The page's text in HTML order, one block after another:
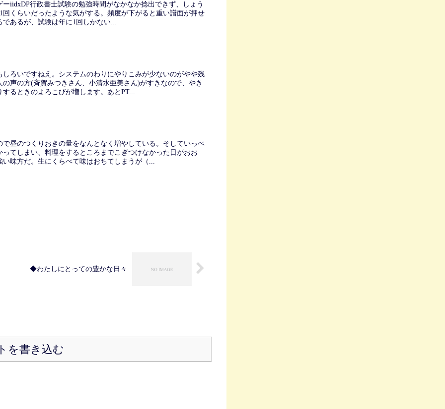
iidxDP行政書士試験の勉強時間がなかなか捻出できず、しょう
回くらいだったような気がする。頻度が下がると重い譜面が押せ
あるが、試験は年に1回しかない...
ろいですねえ。システムのわりにやりこみが少ないのがやや残
声の方(斉賀みつきさん、小清水亜美さん)がすきなので、やき
るときのよろこびが増します。あとPT...
昼のつくりおきの量をなんとなく増やしている。そしていっぺ
てしまい、料理をするところまでこぎつけなかった日がおお
味方だ。生にくらべて味はおちてしまうが（...
◆わたしにとっての豊かな日々
を書き込む